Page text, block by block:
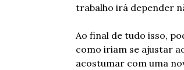
trabalho irá depender
Ao final de tudo isso,
como iriam se ajustar
acostumar com uma